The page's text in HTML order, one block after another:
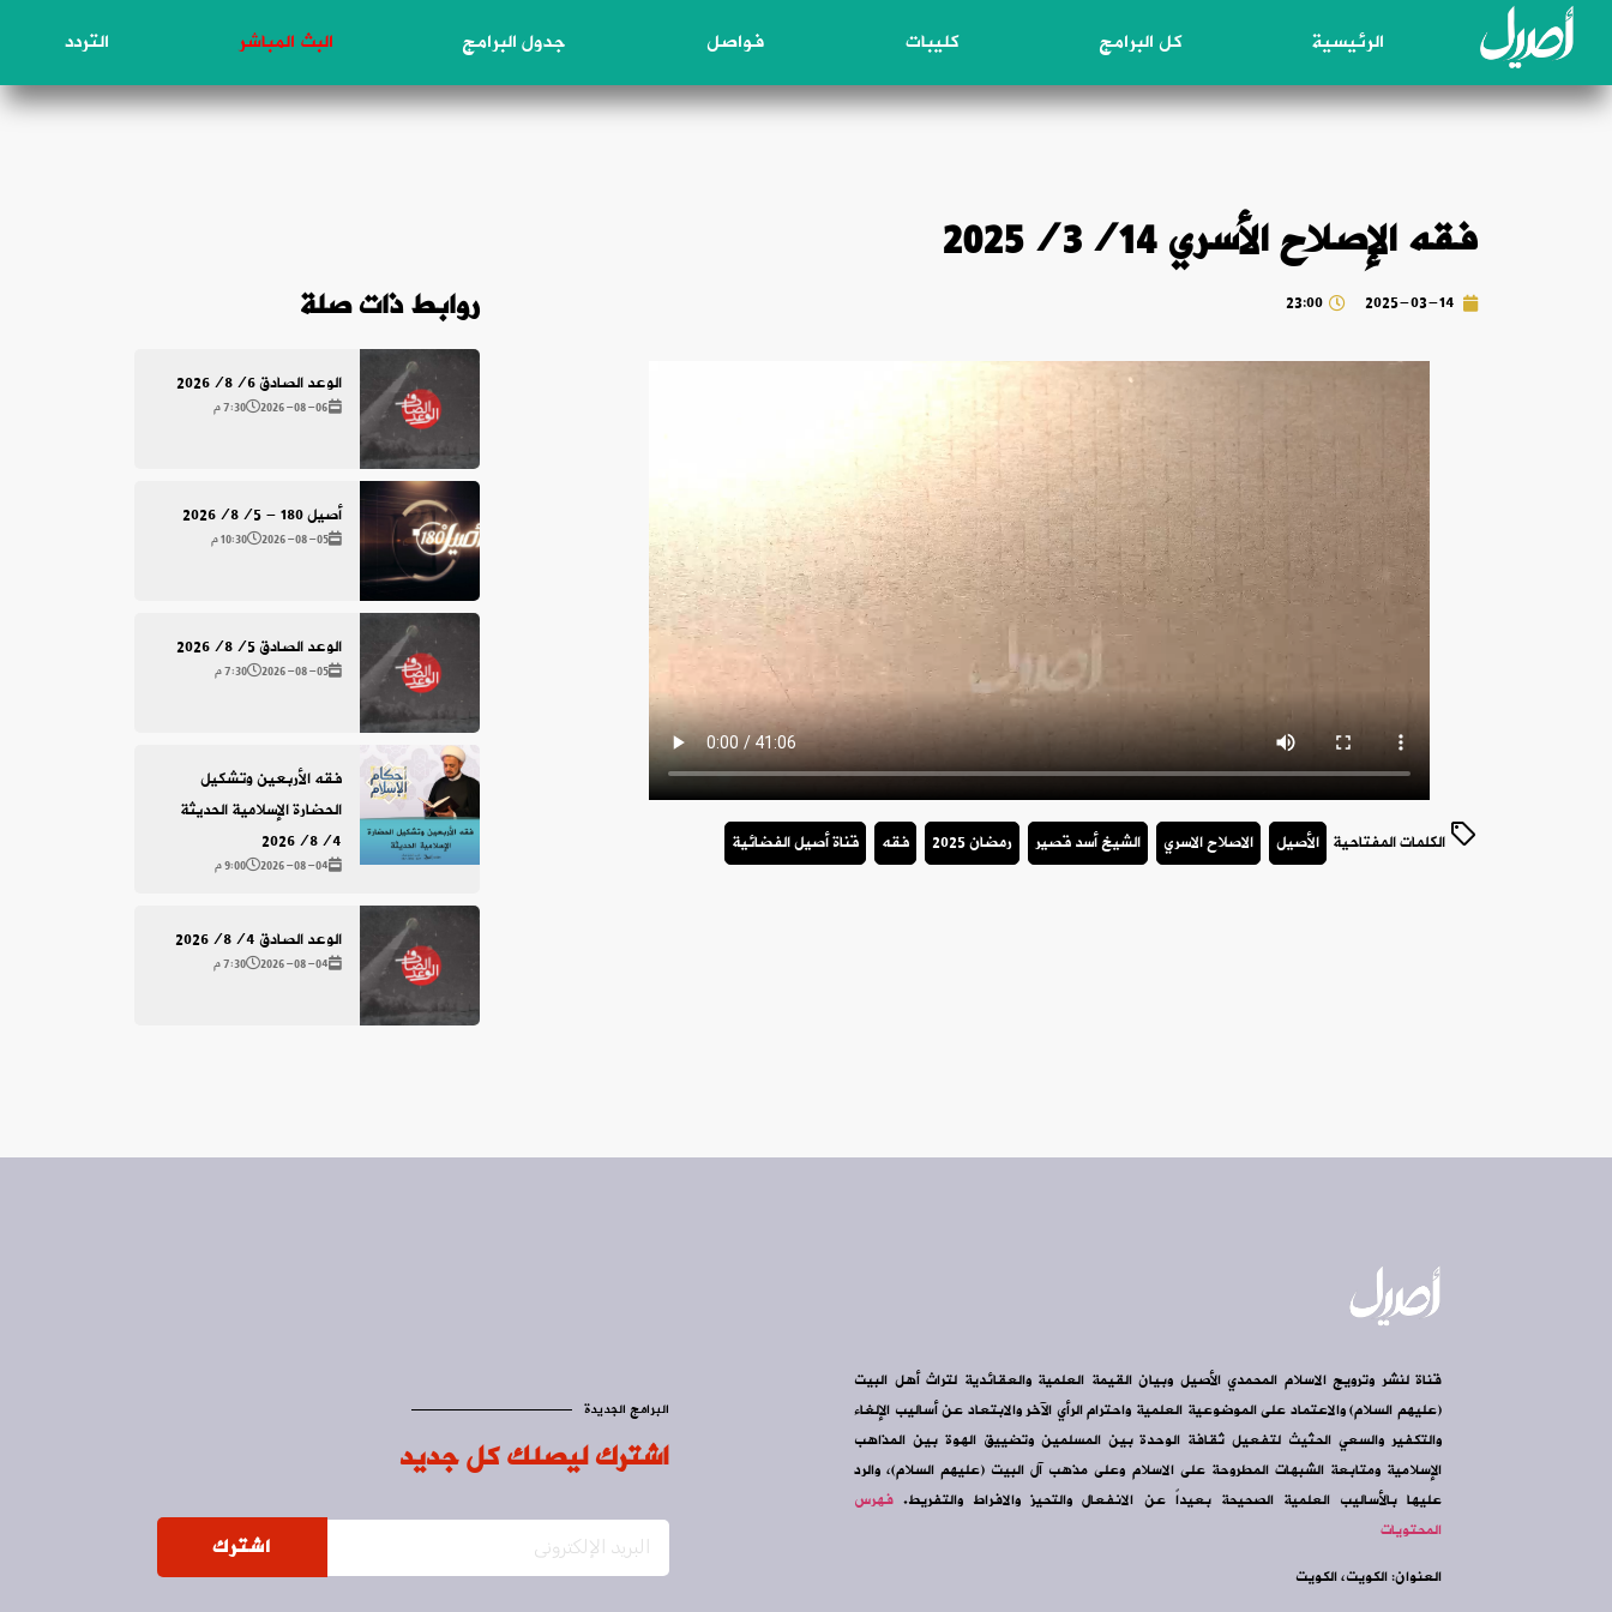
الرئيسية كل البرامج كليبات فواصل جدول البرامج البث المباشر التردد
فقه الإصلاح الأسري 2025/3/14
2025-03-14
23:00
الكلمات المفتاحية الأصيل الاصلاح الاسري الشيخ أسد قصير رمضان 2025 فقه قناة أصيل الفضائية
روابط ذات صلة
الوعد الصادق 2026/8/6
2026-08-06 7:30 م
أصيل 180 - 2026/8/5
2026-08-05 10:30 م
الوعد الصادق 2026/8/5
2026-08-05 7:30 م
فقه الأربعين وتشكيل
الحضارة الإسلامية الحديثة
2026/8/4
2026-08-04 9:00 م
الوعد الصادق 2026/8/4
2026-08-04 7:30 م
قناة لنشر وترويج الاسلام المحمدي الأصيل وبيان القيمة العلمية والعقائدية لتراث أهل البيت
(عليهم السلام) والاعتماد على الموضوعية العلمية واحترام الرأي الآخر والابتعاد عن أساليب الإلغاء
والتكفير والسعي الحثيث لتفعيل ثقافة الوحدة بين المسلمين وتضييق الهوة بين المذاهب
الإسلامية ومتابعة الشبهات المطروحة على الاسلام وعلى مذهب آل البيت (عليهم السلام)، والرد
عليها بالأساليب العلمية الصحيحة بعيداً عن الانفعال والتحيز والافراط والتفريط. فهرس
المحتويات
العنوان: الكويت، الكويت
البرامج الجديدة
اشترك ليصلك كل جديد
اشترك